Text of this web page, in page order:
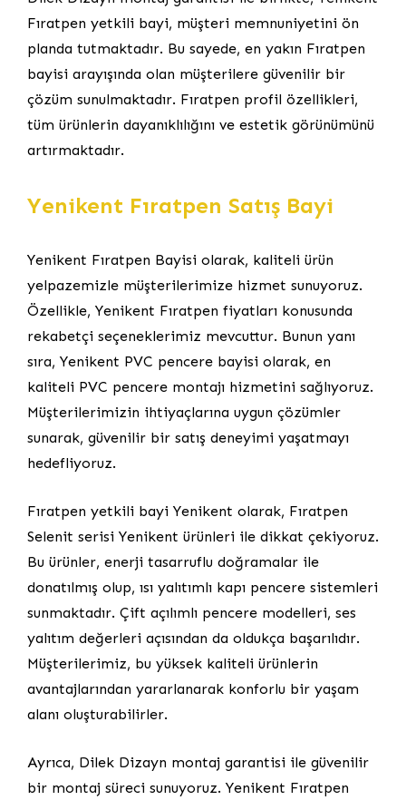
Fıratpen yetkili bayi, müşteri memnuniyetini ön
planda tutmaktadır. Bu sayede, en yakın Fıratpen
bayisi arayışında olan müşterilere güvenilir bir
çözüm sunulmaktadır. Fıratpen profil özellikleri,
tüm ürünlerin dayanıklılığını ve estetik görünümünü
artırmaktadır.
Yenikent Fıratpen Satış Bayi
Yenikent Fıratpen Bayisi olarak, kaliteli ürün
yelpazemizle müşterilerimize hizmet sunuyoruz.
Özellikle, Yenikent Fıratpen fiyatları konusunda
rekabetçi seçeneklerimiz mevcuttur. Bunun yanı
sıra, Yenikent PVC pencere bayisi olarak, en
kaliteli PVC pencere montajı hizmetini sağlıyoruz.
Müşterilerimizin ihtiyaçlarına uygun çözümler
sunarak, güvenilir bir satış deneyimi yaşatmayı
hedefliyoruz.
Fıratpen yetkili bayi Yenikent olarak, Fıratpen
Selenit serisi Yenikent ürünleri ile dikkat çekiyoruz.
Bu ürünler, enerji tasarruflu doğramalar ile
donatılmış olup, ısı yalıtımlı kapı pencere sistemleri
sunmaktadır. Çift açılımlı pencere modelleri, ses
yalıtım değerleri açısından da oldukça başarılıdır.
Müşterilerimiz, bu yüksek kaliteli ürünlerin
avantajlarından yararlanarak konforlu bir yaşam
alanı oluşturabilirler.
Ayrıca, Dilek Dizayn montaj garantisi ile güvenilir
bir montaj süreci sunuyoruz. Yenikent Fıratpen